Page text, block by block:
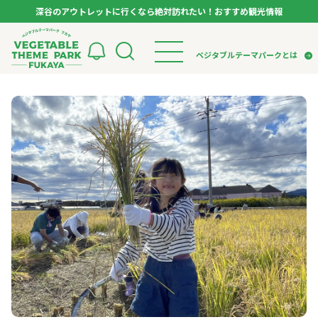
深谷のアウトレットに行くなら絶対訪れたい！おすすめ観光情報
ベジタブルテーマパークとは
検索
トップページ
モデルコース
スポット
イベント
体験
特集記事
ベジタブルテーマパークとは
VTPキャストミーティング
パートナー企業について
市長インタビュー
生産者インタビュー
アンバサダー
お役立ち情報
レシピ集